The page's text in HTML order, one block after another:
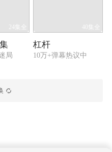
24集全
局
40集全
杠杆
10万+弹幕热议中